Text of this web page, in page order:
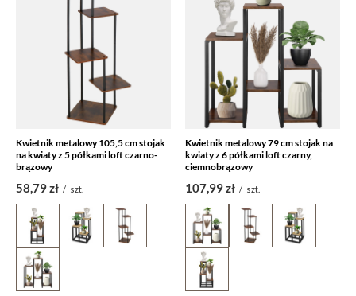
Kwietnik metalowy 105,5 cm stojak
na kwiaty z 5 półkami loft czarno-
brązowy
58,79 zł / szt.
Kwietnik metalowy 79 cm stojak na
kwiaty z 6 półkami loft czarny,
ciemnobrązowy
107,99 zł / szt.